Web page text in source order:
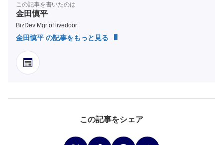
この記事を書いたのは
金田慎平
BizDev Mgr of livedoor
金田慎平 の記事をもっと見る
この記事をシェア